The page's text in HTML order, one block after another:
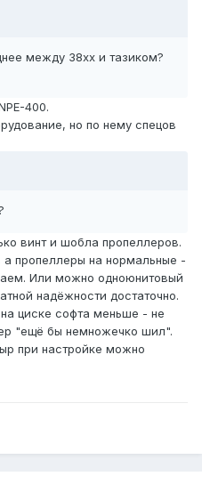
между 38xx и тазиком?
400.
но по нему спецов
винт и шобла пропеллеров.
пропеллеры на нормальные -
Или можно одноюнитовый
надёжности достаточно.
циске софта меньше - не
"ещё бы немножечко шил".
при настройке можно